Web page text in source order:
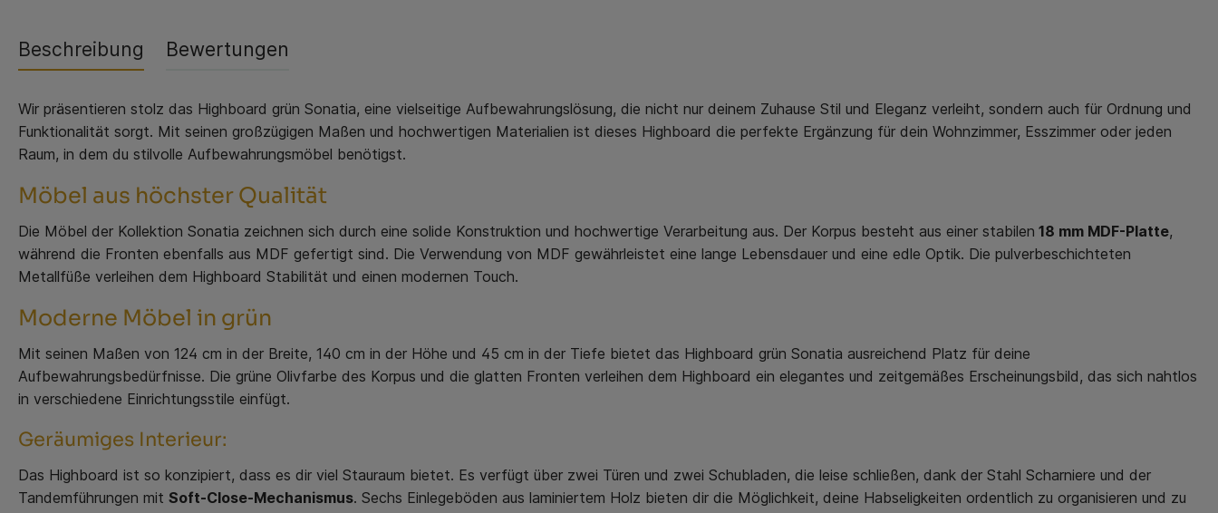
Beschreibung Bewertungen
Wir präsentieren stolz das Highboard grün Sonatia, eine vielseitige Aufbewahrungslösung, die nicht nur deinem Zuhause Stil und Eleganz verleiht, sondern auch für Ordnung und
Funktionalität sorgt. Mit seinen großzügigen Maßen und hochwertigen Materialien ist dieses Highboard die perfekte Ergänzung für dein Wohnzimmer, Esszimmer oder jeden
Raum, in dem du stilvolle Aufbewahrungsmöbel benötigst.
Möbel aus höchster Qualität
Die Möbel der Kollektion Sonatia zeichnen sich durch eine solide Konstruktion und hochwertige Verarbeitung aus. Der Korpus besteht aus einer stabilen 18 mm MDF-Platte,
während die Fronten ebenfalls aus MDF gefertigt sind. Die Verwendung von MDF gewährleistet eine lange Lebensdauer und eine edle Optik. Die pulverbeschichteten
Metallfüße verleihen dem Highboard Stabilität und einen modernen Touch.
Moderne Möbel in grün
Mit seinen Maßen von 124 cm in der Breite, 140 cm in der Höhe und 45 cm in der Tiefe bietet das Highboard grün Sonatia ausreichend Platz für deine
Aufbewahrungsbedürfnisse. Die grüne Olivfarbe des Korpus und die glatten Fronten verleihen dem Highboard ein elegantes und zeitgemäßes Erscheinungsbild, das sich nahtlos
in verschiedene Einrichtungsstile einfügt.
Geräumiges Interieur:
Das Highboard ist so konzipiert, dass es dir viel Stauraum bietet. Es verfügt über zwei Türen und zwei Schubladen, die leise schließen, dank der Stahl Scharniere und der
Tandemführungen mit Soft-Close-Mechanismus. Sechs Einlegeböden aus laminiertem Holz bieten dir die Möglichkeit, deine Habseligkeiten ordentlich zu organisieren und zu